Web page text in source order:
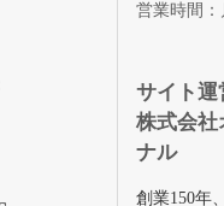
営業時間：
サイト運
株式会社
ナル
創業150年